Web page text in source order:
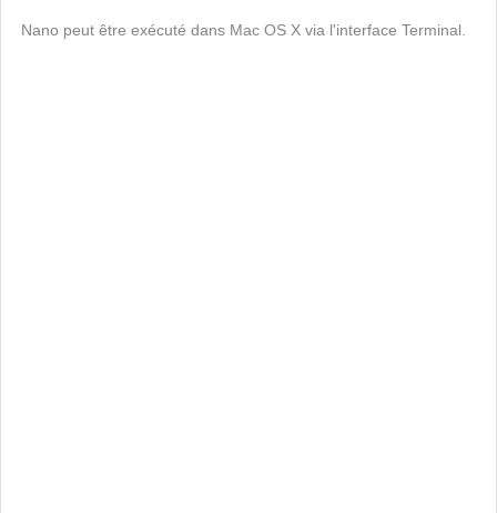
Nano peut être exécuté dans Mac OS X via l'interface Terminal.